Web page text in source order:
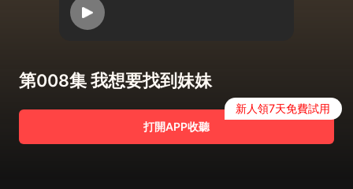
第008集 我想要找到妹妹
打開APP收聽
新人領7天免費試用